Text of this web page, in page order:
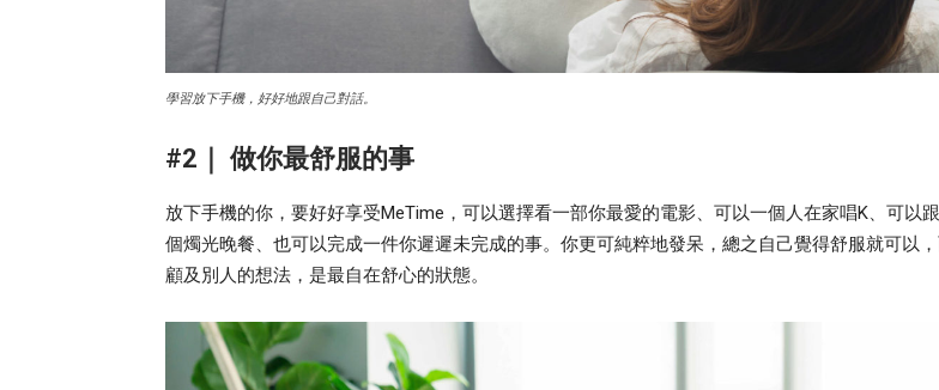
學習放下手機，好好地跟自己對話。
#2｜ 做你最舒服的事
放下手機的你，要好好享受MeTime，可以選擇看一部你最愛的電影、可以一個人在家唱K、可以
個燭光晚餐、也可以完成一件你遲遲未完成的事。你更可純粹地發呆，總之自己覺得舒服就可以
顧及別人的想法，是最自在舒心的狀態。